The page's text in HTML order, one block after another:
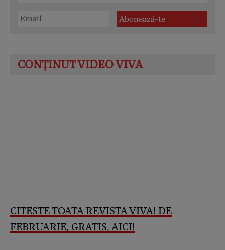
CITESTE TOATA REVISTA VIVA! DE
FEBRUARIE, GRATIS, AICI!